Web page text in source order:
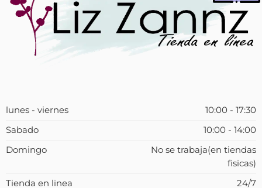
lunes - viernes
10:00 - 17:30
Sabado
10:00 - 14:00
Domingo
No se trabaja(en tiendas
fisicas)
Tienda en linea
24/7